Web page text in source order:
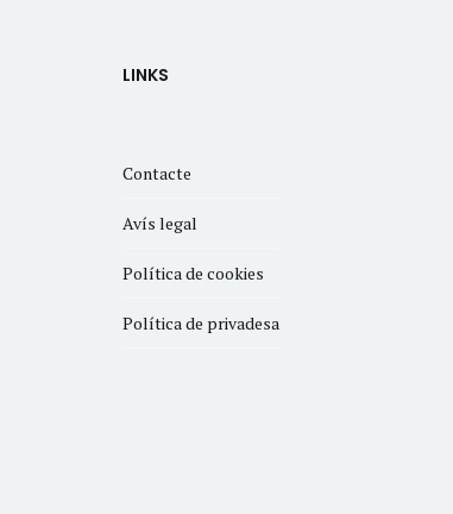
LINKS
Contacte
Avís legal
Política de cookies
Política de privadesa